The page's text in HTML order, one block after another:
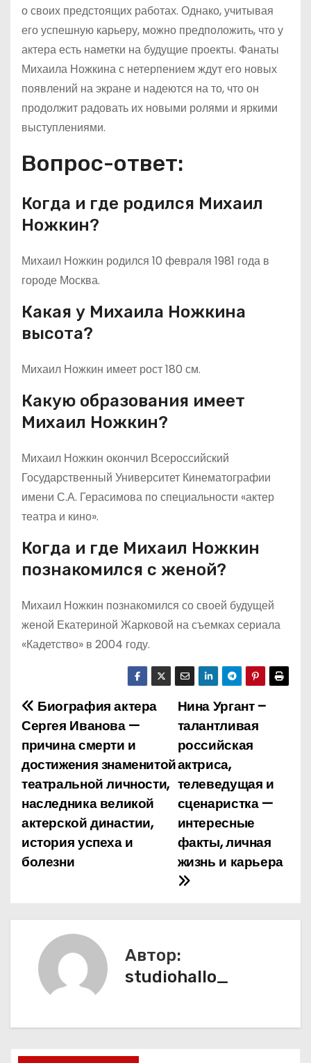
о своих предстоящих работах. Однако, учитывая
его успешную карьеру, можно предположить, что у
актера есть наметки на будущие проекты. Фанаты
Михаила Ножкина с нетерпением ждут его новых
появлений на экране и надеются на то, что он
продолжит радовать их новыми ролями и яркими
выступлениями.
Вопрос-ответ:
Когда и где родился Михаил
Ножкин?
Михаил Ножкин родился 10 февраля 1981 года в
городе Москва.
Какая у Михаила Ножкина
высота?
Михаил Ножкин имеет рост 180 см.
Какую образования имеет
Михаил Ножкин?
Михаил Ножкин окончил Всероссийский
Государственный Университет Кинематографии
имени С.А. Герасимова по специальности «актер
театра и кино».
Когда и где Михаил Ножкин
познакомился с женой?
Михаил Ножкин познакомился со своей будущей
женой Екатериной Жарковой на съемках сериала
«Кадетство» в 2004 году.
Н
а
в
и
г
а
и
з
Нина Ургант –
талантливая
российская
актриса,
телеведущая и
сценаристка —
интересные
факты, личная
жизнь и карьера
Биография актера
Сергея Иванова —
причина смерти и
достижения знаменитой
театральной личности,
наследника великой
актерской династии,
история успеха и
болезни
Автор:
studiohallo_